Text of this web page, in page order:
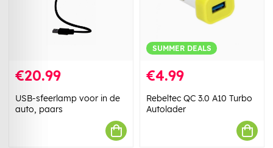
€20.99
USB-sfeerlamp voor in de
auto, paars
SUMMER DEALS
€4.99
Rebeltec QC 3.0 A10 Turbo
Autolader